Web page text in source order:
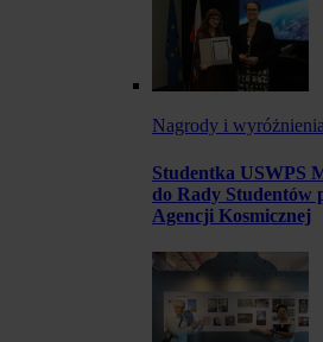
Nagrody i
Studentka USWPS
do Rady Studentów
Agencji Kosmicznej